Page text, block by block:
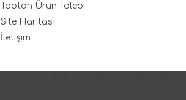
Toptan Ürün Talebi
Site Haritası
İletişim